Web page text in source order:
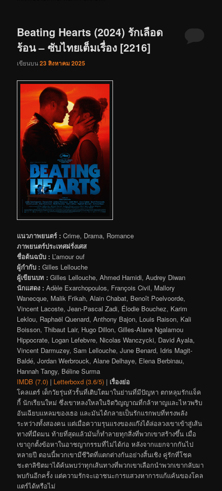
Beating Hearts (2024) รักเลือด
ร้อน – ซับไทยเต็มเรื่อง [2216]
เขียนบน23 สิงหาคม 2025
แนวภาพยนตร์ : Crime, Drama, Romance
ภาพยนตร์ประเทศฝรั่งเศส
ชื่อต้นฉบับ : L’amour ouf
ผู้กำกับ : Gilles Lellouche
ผู้เขียนบท : Gilles Lellouche, Ahmed Hamidi, Audrey Diwan
นักแสดง : Adèle Exarchopoulos, François Civil, Mallory
Wanecque, Malik Frikah, Alain Chabat, Benoît Poelvoorde,
Vincent Lacoste, Jean-Pascal Zadi, Élodie Bouchez, Karim
Leklou, Raphaël Quenard, Anthony Bajon, Louis Raison, Kali
Boisson, Thibaut Lair, Hugo Dillon, Gilles-Alane Ngalamou
Hippocrate, Logan Lefebvre, Nicolas Wanczycki, David Ayala,
Vincent Darmuzey, Sam Lellouche, June Benard, Idris Magit-
Baldé, Jordan Werbrouck, Alane Delhaye, Elena Berbinau,
Hannah Tangy, Béline Surma
IMDB (7.0) | Letterboxd (3.6/5) | เรื่องย่อ
โคลแตร์ เด็กวัยรุ่นหัวรั้นที่เติบโตมาในย่านที่มีปัญหา ตกหลุมรักแจ็ค
กี้ นักเรียนใหม่ ซึ่งเขาหลงใหลในจิตวิญญาณที่กล้าหาญและไหวพริบ
อันเฉียบแหลมของเธอ และมันได้กลายเป็นรักแรกพบที่ทรงพลัง
ระหว่างทั้งสองคน แต่เมื่อความรุนแรงของแก๊งได้ล่อลวงเขาเข้าสู่เส้น
ทางที่มืดมน ท้ายที่สุดแล้วมันก็ทำลายทุกสิ่งที่พวกเขาสร้างขึ้น เมื่อ
เขาถูกตั้งข้อหาในอาชญากรรมที่ไม่ได้ก่อ หลังจากแยกจากกันไป
หลายปี ตอนนี้พวกเขามีชีวิตที่แตกต่างกันอย่างสิ้นเชิง คู่รักที่โชค
ชะตาลิขิตมาได้ค้นพบว่าทุกเส้นทางที่พวกเขาเลือกนำพวกเขากลับมา
พบกันอีกครั้ง แต่ความรักจะเอาชนะการแสวงหาการแก้แค้นของโคล
แตร์ได้หรือไม่